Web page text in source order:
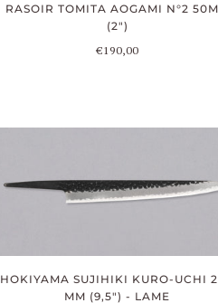
RASOIR TOMITA AOGAMI N°2
(2")
€190,00
HOKIYAMA SUJIHIKI KURO-UCHI
MM (9,5") - LAME